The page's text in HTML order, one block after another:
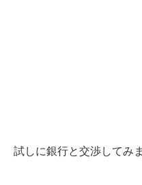
試しに銀行と交渉してみ